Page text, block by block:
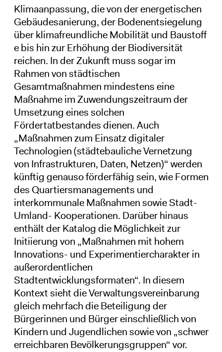
Klimaanpassung, die von der energetischen
Gebäudesanierung, der Bodenentsiegelung
über klimafreundliche Mobilität und Baustoff
e bis hin zur Erhöhung der Biodiversität
reichen. In der Zukunft muss sogar im
Rahmen von städtischen
Gesamtmaßnahmen mindestens eine
Maßnahme im Zuwendungszeitraum der
Umsetzung eines solchen
Fördertatbestandes dienen. Auch
„Maßnahmen zum Einsatz digitaler
Technologien (städtebauliche Vernetzung
von Infrastrukturen, Daten, Netzen)“ werden
künftig genauso förderfähig sein, wie Formen
des Quartiersmanagements und
interkommunale Maßnahmen sowie Stadt-
Umland- Kooperationen. Darüber hinaus
enthält der Katalog die Möglichkeit zur
Initiierung von „Maßnahmen mit hohem
Innovations- und Experimentiercharakter in
außerordentlichen
Stadtentwicklungsformaten“. In diesem
Kontext sieht die Verwaltungsvereinbarung
gleich mehrfach die Beteiligung der
Bürgerinnen und Bürger einschließlich von
Kindern und Jugendlichen sowie von „schwer
erreichbaren Bevölkerungsgruppen“ vor.